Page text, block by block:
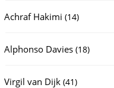
Achraf Hakimi 1414
Alphonso Davies 1818
Virgil van Dijk 4141